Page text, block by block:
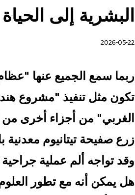
البشرية إلى الحياة
2026-05-22
ربما سمع الجميع عنها
تكون مثل تنفيذ "مشروع
الغربي" من أجزاء أخرى من
زرع صفيحة تيتانيوم
وقد تواجه ألم عملية
هل يمكن أنه مع تطور العلوم